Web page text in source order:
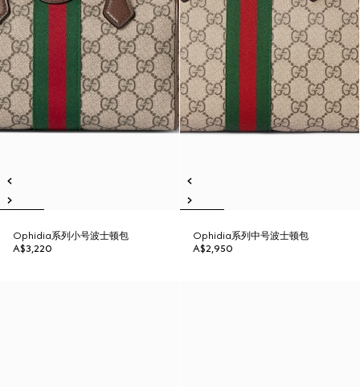
Ophidia系列小号波士顿包
A$3,220
Ophidia系列中号波士顿包
A$2,950